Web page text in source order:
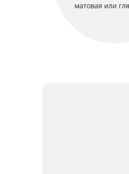
матовая или